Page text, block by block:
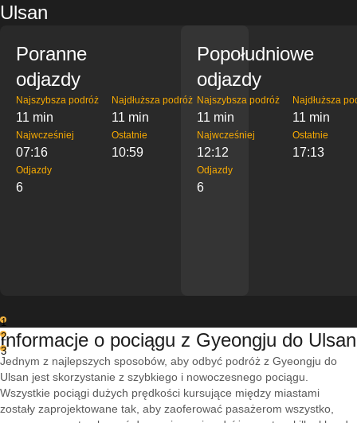
Ulsan
Poranne
odjazdy
Najszybsza podróż
11 min
Najdłuższa podróż
11 min
Najwcześniej
07:16
Ostatnie
10:59
Odjazdy
6
Popołudniowe
odjazdy
Najszybsza podróż
11 min
Najdłuższa
11 min
Najwcześniej
12:12
Ostatnie
17:13
Odjazdy
6
1
2
3
Informacje o pociągu z Gyeongju do Ulsan
Jednym z najlepszych sposobów, aby odbyć podróż z Gyeongju do
Ulsan jest skorzystanie z szybkiego i nowoczesnego pociągu.
Wszystkie pociągi dużych prędkości kursujące między miastami
zostały zaprojektowane tak, aby zaoferować pasażerom wszystko,